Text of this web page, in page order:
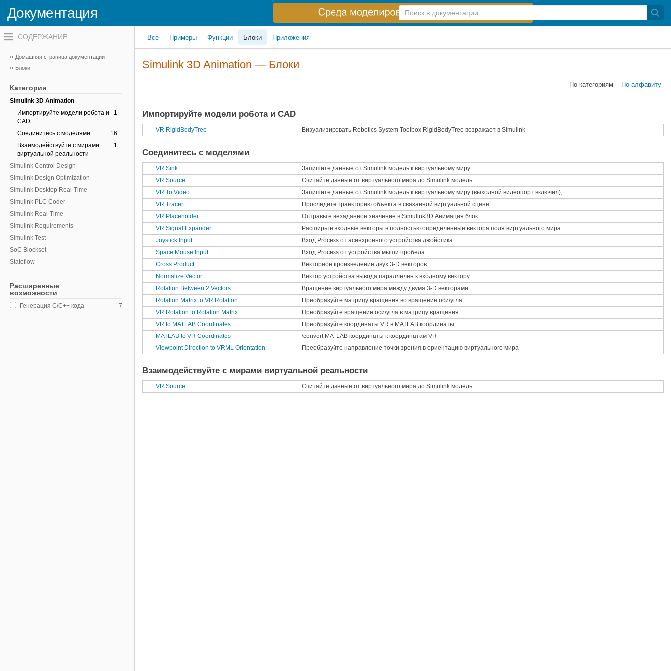
Документация
Справка
по
Переключатель
навигационного
вне
холста
переключатель
меню
вне
холста
Домашняя страница документации
Блоки
Категории
SerDes Toolbox
Simscape
Simscape Electrical
Simscape Multibody
Simulink 3D Animation
1
Импортируйте модели робота и
CAD
16
Соединитесь с моделями
1
Взаимодействуйте с мирами
виртуальной реальности
Simulink Control Design
Simulink Design Optimization
Simulink Desktop Real-Time
Simulink PLC Coder
Simulink Real-Time
Simulink Requirements
Simulink Test
SoC Blockset
Stateflow
Toolbox
System Composer
System Identification Toolbox
Расширенные
возможности
7
Генерация C/C++ кода
Все Примеры Функции Блоки Приложения
Simulink 3D Animation — Блоки
По категориям По алфавиту
Импортируйте модели робота и CAD
VR RigidBodyTree Визуализировать Robotics System Toolbox RigidBodyTree возражает в Simulink
Соединитесь с моделями
VR Sink Запишите данные от Simulink модель к виртуальному миру
VR Source
Считайте данные от виртуального мира до Simulink модель
VR To Video
Запишите данные от Simulink модель к виртуальному миру (выходной видеопорт включил),
VR Tracer
Проследите траекторию объекта в связанной виртуальной сцене
VR Placeholder
Отправьте незаданное значение в Simulink3D Анимация блок
VR Signal Expander
Расширьте входные векторы в полностью определенные вектора поля виртуального мира
Joystick Input
Вход Process от асинхронного устройства джойстика
Space Mouse Input
Вход Process от устройства мыши пробела
Cross Product
Векторное произведение двух 3-D векторов
Normalize Vector
Вектор устройства вывода параллелен к входному вектору
Rotation Between 2 Vectors
Вращение виртуального мира между двумя 3-D векторами
Rotation Matrix to VR Rotation
Преобразуйте матрицу вращения во вращение оси/угла
VR Rotation to Rotation Matrix
Преобразуйте вращение оси/угла в матрицу вращения
VR to MATLAB Coordinates
Преобразуйте координаты VR в MATLAB координаты
MATLAB to VR Coordinates
\convert MATLAB координаты к координатам VR
Viewpoint Direction to VRML Orientation
Преобразуйте направление точки зрения в ориентацию виртуального мира
Взаимодействуйте с мирами виртуальной реальности
VR Source Считайте данные от виртуального мира до Simulink модель